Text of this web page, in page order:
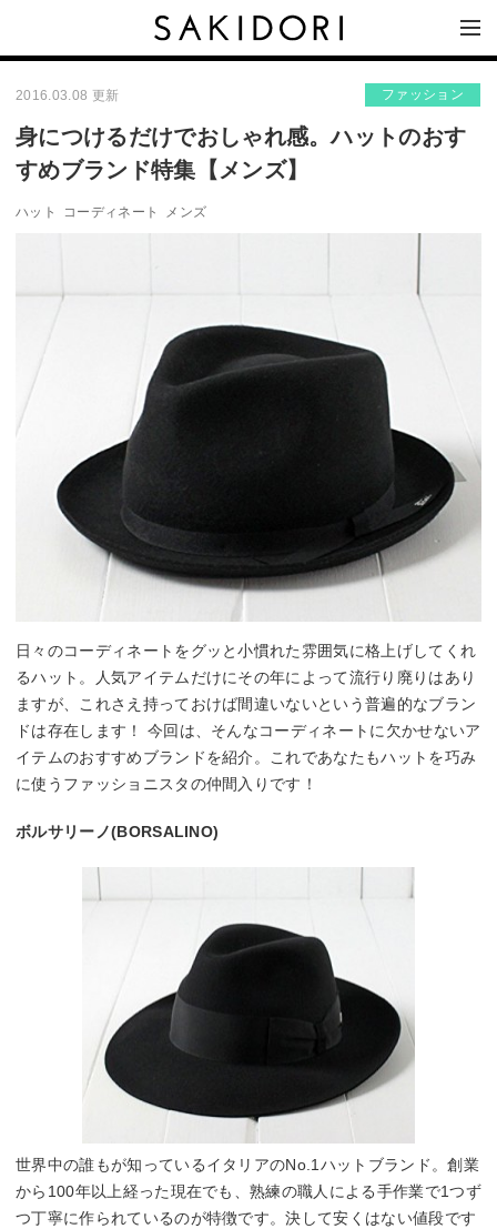
2016.03.08 更新 ファッション
身につけるだけでおしゃれ感。ハットのおす
すめブランド特集【メンズ】
ハット コーディネート メンズ
日々のコーディネートをグッと小慣れた雰囲気に格上げしてくれ
るハット。人気アイテムだけにその年によって流行り廃りはあり
ますが、これさえ持っておけば間違いないという普遍的なブラン
ドは存在します！ 今回は、そんなコーディネートに欠かせないア
イテムのおすすめブランドを紹介。これであなたもハットを巧み
に使うファッショニスタの仲間入りです！
ボルサリーノ(BORSALINO)
世界中の誰もが知っているイタリアのNo.1ハットブランド。創業
から100年以上経った現在でも、熟練の職人による手作業で1つず
つ丁寧に作られているのが特徴です。決して安くはない値段です